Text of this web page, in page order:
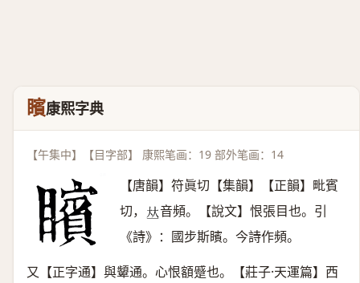
矉康熙字典
【午集中】【目字部】 康熙笔画：19 部外笔画：14
【唐韻】符眞切【集韻】【正韻】毗賓
切， 𠀤音頻。【說文】恨張目也。引
《詩》：國步斯矉。今詩作頻。
又【正字通】與顰通。心恨額蹙也。【莊子·天運篇】西